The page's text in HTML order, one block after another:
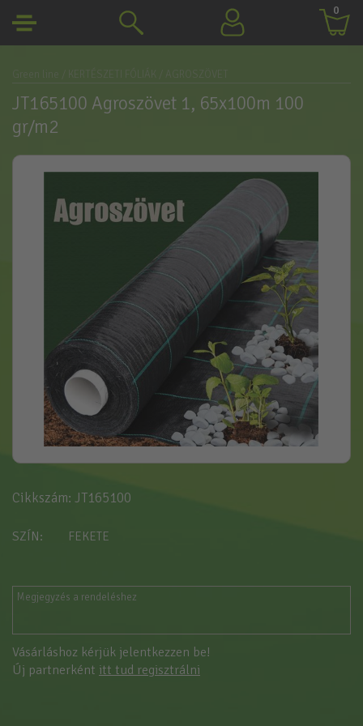
0
JT165100 Agroszövet 1, 65x100m 100
gr/m2
Cikkszám: JT165100
SZÍN FEKETE
Vásárláshoz kérjük jelentkezzen be!
Új partnerként itt tud regisztrálni